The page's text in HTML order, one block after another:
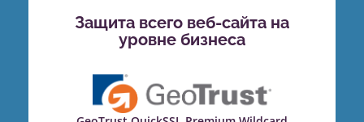
Защита всего веб-сайта на
уровне бизнеса